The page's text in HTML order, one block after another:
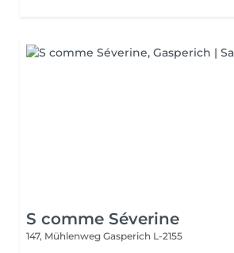
S comme Séverine
147, Mühlenweg Gasperich L-2155